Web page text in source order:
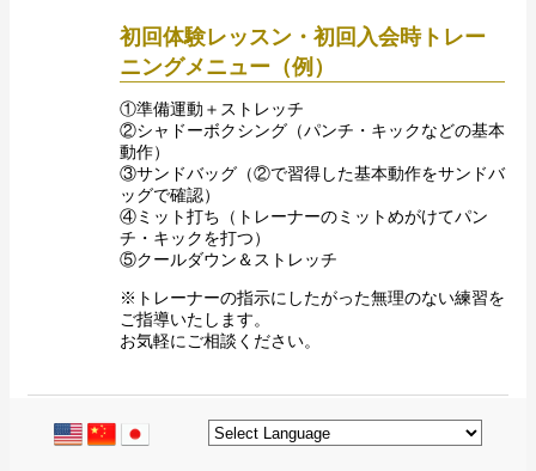
初回体験レッスン・初回入会時トレー
ニングメニュー（例）
①準備運動＋ストレッチ
②シャドーボクシング（パンチ・キックなどの基本
動作）
③サンドバッグ（②で習得した基本動作をサンドバ
ッグで確認）
④ミット打ち（トレーナーのミットめがけてパン
チ・キックを打つ）
⑤クールダウン＆ストレッチ
※トレーナーの指示にしたがった無理のない練習を
ご指導いたします。
お気軽にご相談ください。